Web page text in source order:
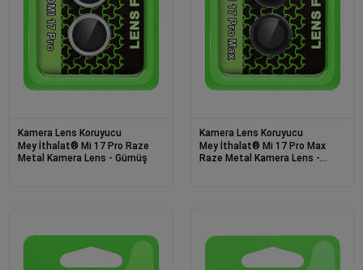
Kamera Lens Koruyucu
Mey İthalat® Mi 17 Pro Raze
Metal Kamera Lens - Gümüş
Kamera Lens Koruyucu
Mey İthalat® Mi 17 Pro Max
Raze Metal Kamera Lens -